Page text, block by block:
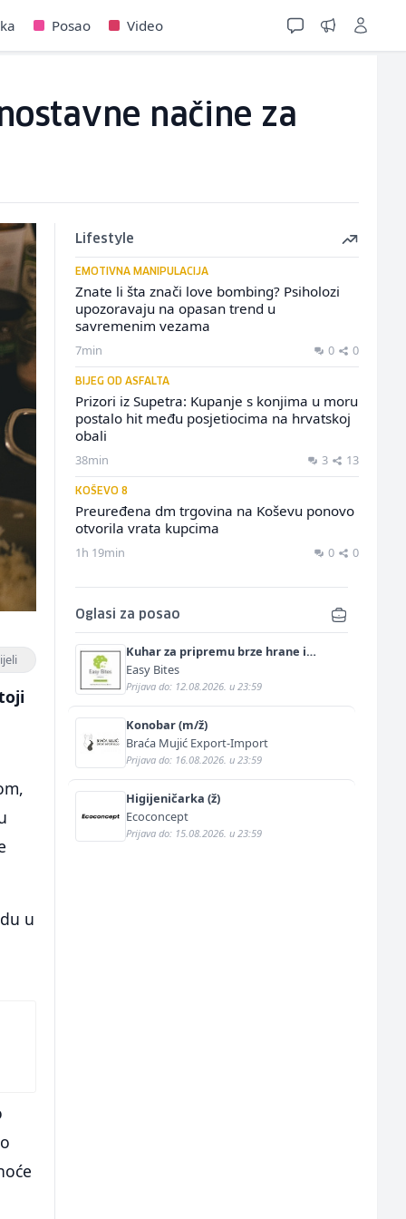
Posao Video
načine za
u
Lifestyle
EMOTIVNA MANIPULACIJA
Znate li šta znači love bombing? Psiholozi
upozoravaju na opasan trend u
savremenim vezama
7min 0 0
BIJEG OD ASFALTA
Prizori iz Supetra: Kupanje s konjima u moru
postalo hit među posjetiocima na hrvatskoj
obali
38min 3 13
KOŠEVO 8
Preuređena dm trgovina na Koševu ponovo
otvorila vrata kupcima
1h 19min 0 0
Oglasi za posao
Kuhar za pripremu brze hrane i
jednostavnih jela (m/ž)
Easy Bites
Prijava do: 12.08.2026. u 23:59
Konobar (m/ž)
Braća Mujić Export-Import
Prijava do: 16.08.2026. u 23:59
Higijeničarka (ž)
Ecoconcept
Prijava do: 15.08.2026. u 23:59